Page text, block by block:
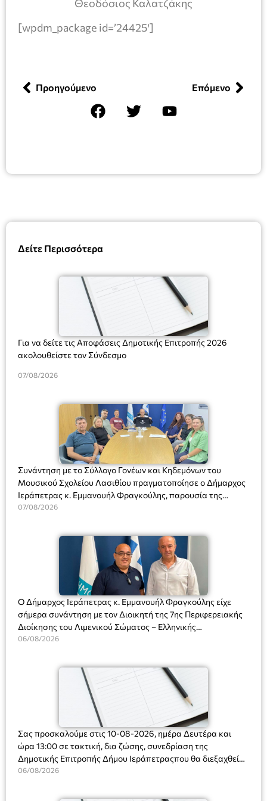
Δείτε Περισσότερα
Για να δείτε τις Αποφάσεις Δημοτικής Επιτροπής 2026
ακολουθείστε τον Σύνδεσμο
07/08/2026
Συνάντηση με το Σύλλογο Γονέων και Κηδεμόνων του
Μουσικού Σχολείου Λασιθίου πραγματοποίησε ο Δήμαρχος
Ιεράπετρας κ. Εμμανουήλ Φραγκούλης, παρουσία της
Διευθύντριας του σχολείου κας Μαριάννας Χαΐτα.
07/08/2026
Ο Δήμαρχος Ιεράπετρας κ. Εμμανουήλ Φραγκούλης είχε
σήμερα συνάντηση με τον Διοικητή της 7ης Περιφερειακής
Διοίκησης του Λιμενικού Σώματος – Ελληνικής
Ακτοφυλακής (Λ.Σ.-ΕΛ.ΑΚΤ.), Αρχιπλοίαρχο Λ.Σ. κ. Ιωάννη
06/08/2026
Σας προσκαλούμε στις 10-08-2026, ημέρα Δευτέρα και
ώρα 13:00 σε τακτική, δια ζώσης, συνεδρίαση της
Δημοτικής Επιτροπής Δήμου Ιεράπετραςπου θα διεξαχθεί
στο Δημοτικό Κατάστημα, Δημοκρατίας 31 στην αίθουσα
και λήψη αποφάσεων στα παρακάτω θέματα:
06/08/2026
Θεοδόσιος Καλατζάκης
[wpdm_package id=’24425′]
Προηγούμενο Επόμενο